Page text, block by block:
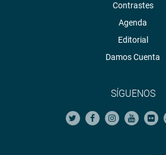
Contrastes
Agenda
Editorial
Damos Cuenta
SÍGUENOS